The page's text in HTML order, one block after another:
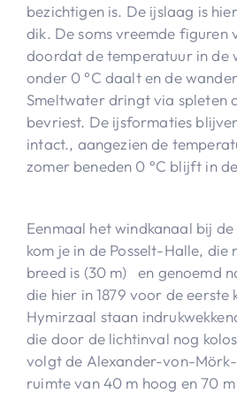
bezichtigen is. De ijslaag is
dik. De soms vreemde figuren
doordat de temperatuur in de
onder 0 °C daalt en de
Smeltwater dringt via spleten
bevriest. De ijsformaties
intact., aangezien de
zomer beneden 0 °C blijft in
Eenmaal het windkanaal bij
kom je in de Posselt-Halle, die
breed is (30 m) en genoemd
die hier in 1879 voor de eerste
Hymirzaal staan
die door de lichtinval nog
volgt de Alexander-von-
ruimte van 40 m hoog en 70